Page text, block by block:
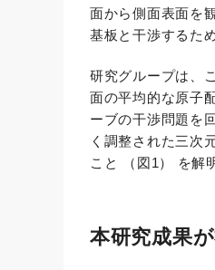
面から側面表面を
基板と干渉するた
研究グループは、
面の平均的な原子
ーブの干渉問題を
く調整された三次
こと （図1） を解
本研究成果